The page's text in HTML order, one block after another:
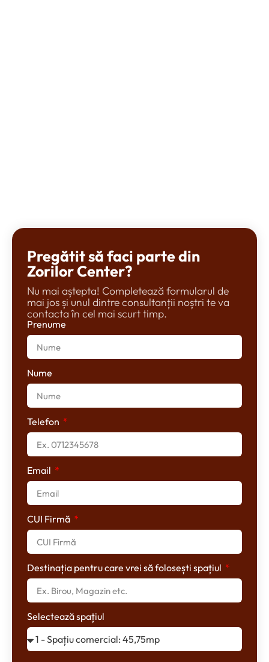
Pregătit să faci parte din
Zorilor Center?
Nu mai aștepta! Completează formularul de
mai jos și unul dintre consultanții noștri te va
contacta în cel mai scurt timp.
Prenume
Nume
Telefon
Email
CUI Firmă
Destinația pentru care vrei să folosești spațiul
Selectează spațiul